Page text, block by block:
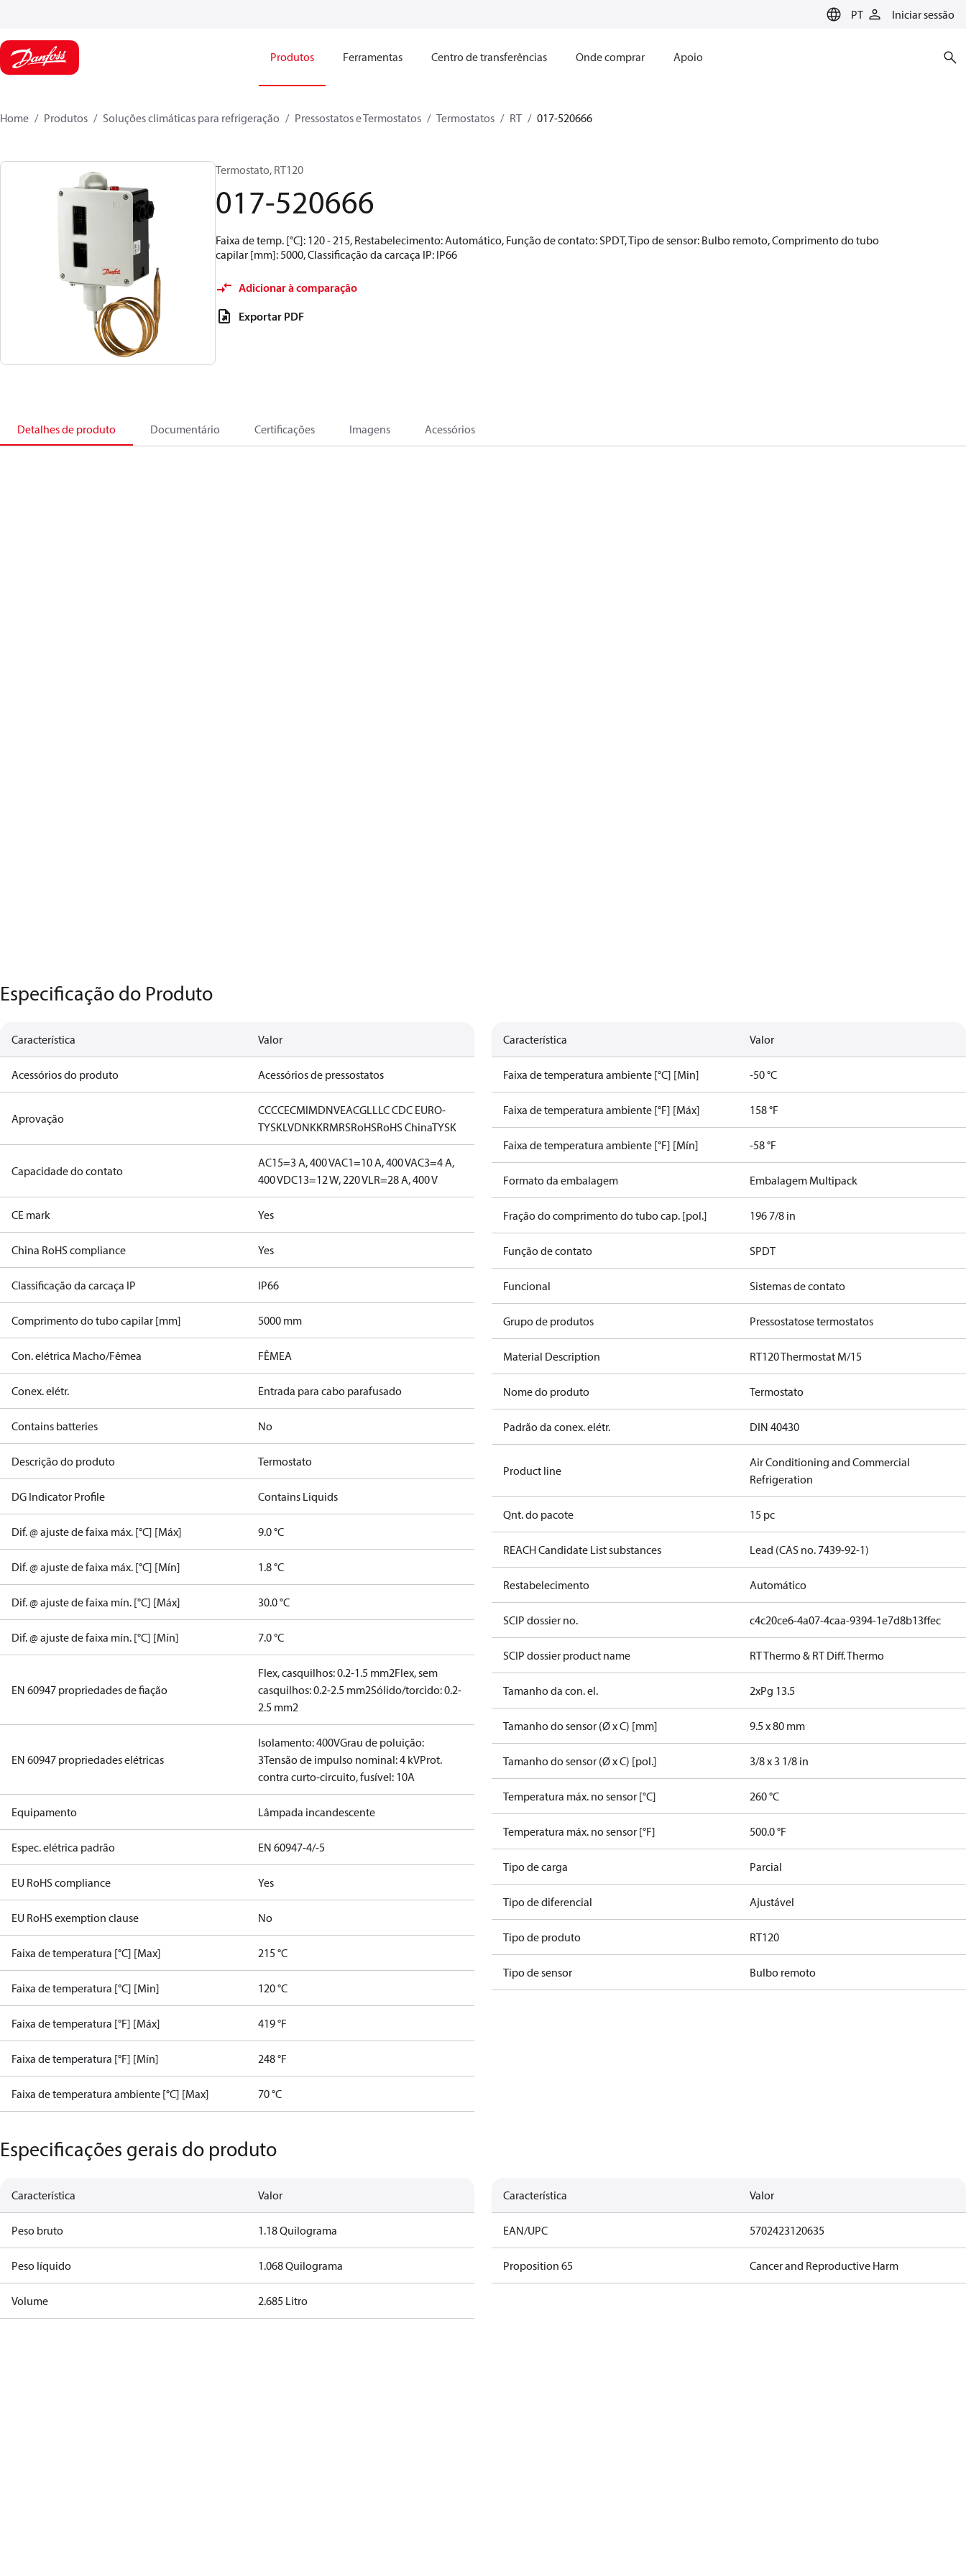
PT Iniciar sessão
Produtos Ferramentas Centro de transferências Onde comprar Apoio
Home Produtos Soluções climáticas para refrigeração Pressostatos e Termostatos Termostatos RT 017-520666
Termostato, RT120
017-520666
Faixa de temp. [°C]: 120 - 215, Restabelecimento: Automático, Função de contato: SPDT, Tipo de sensor: Bulbo remoto, Comprimento do tubo
capilar [mm]: 5000, Classificação da carcaça IP: IP66
Adicionar à comparação
Exportar PDF
Detalhes de produto Documentário Certificações Imagens Acessórios
Especificação do Produto
Característica Valor
Acessórios do produto Acessórios de pressostatos
Aprovação
CCCCECMIMDNVEACGLLLC CDC EURO-
TYSKLVDNKKRMRSRoHSRoHS ChinaTYSK
Capacidade do contato
AC15=3 A, 400 VAC1=10 A, 400 VAC3=4 A,
400 VDC13=12 W, 220 VLR=28 A, 400 V
CE mark Yes
China RoHS compliance Yes
Classificação da carcaça IP IP66
Comprimento do tubo capilar [mm] 5000 mm
Con. elétrica Macho/Fêmea FÊMEA
Conex. elétr. Entrada para cabo parafusado
Contains batteries No
Descrição do produto Termostato
DG Indicator Profile Contains Liquids
Dif. @ ajuste de faixa máx. [°C] [Máx] 9.0 °C
Dif. @ ajuste de faixa máx. [°C] [Mín] 1.8 °C
Dif. @ ajuste de faixa mín. [°C] [Máx] 30.0 °C
Dif. @ ajuste de faixa mín. [°C] [Mín] 7.0 °C
EN 60947 propriedades de fiação
Flex, casquilhos: 0.2-1.5 mm2Flex, sem
casquilhos: 0.2-2.5 mm2Sólido/torcido: 0.2-
2.5 mm2
EN 60947 propriedades elétricas
Isolamento: 400VGrau de poluição:
3Tensão de impulso nominal: 4 kVProt.
contra curto-circuito, fusível: 10A
Equipamento Lâmpada incandescente
Espec. elétrica padrão EN 60947-4/-5
EU RoHS compliance Yes
EU RoHS exemption clause No
Faixa de temperatura [°C] [Max] 215 °C
Faixa de temperatura [°C] [Min] 120 °C
Faixa de temperatura [°F] [Máx] 419 °F
Faixa de temperatura [°F] [Mín] 248 °F
Faixa de temperatura ambiente [°C] [Max] 70 °C
Característica Valor
Faixa de temperatura ambiente [°C] [Min] -50 °C
Faixa de temperatura ambiente [°F] [Máx] 158 °F
Faixa de temperatura ambiente [°F] [Mín] -58 °F
Formato da embalagem Embalagem Multipack
Fração do comprimento do tubo cap. [pol.] 196 7/8 in
Função de contato SPDT
Funcional Sistemas de contato
Grupo de produtos Pressostatose termostatos
Material Description RT120 Thermostat M/15
Nome do produto Termostato
Padrão da conex. elétr. DIN 40430
Product line
Air Conditioning and Commercial
Refrigeration
Qnt. do pacote 15 pc
REACH Candidate List substances Lead (CAS no. 7439-92-1)
Restabelecimento Automático
SCIP dossier no. c4c20ce6-4a07-4caa-9394-1e7d8b13ffec
SCIP dossier product name RT Thermo & RT Diff. Thermo
Tamanho da con. el. 2xPg 13.5
Tamanho do sensor (Ø x C) [mm] 9.5 x 80 mm
Tamanho do sensor (Ø x C) [pol.] 3/8 x 3 1/8 in
Temperatura máx. no sensor [°C] 260 °C
Temperatura máx. no sensor [°F] 500.0 °F
Tipo de carga Parcial
Tipo de diferencial Ajustável
Tipo de produto RT120
Tipo de sensor Bulbo remoto
Especificações gerais do produto
Característica Valor
Peso bruto 1.18 Quilograma
Peso líquido 1.068 Quilograma
Volume 2.685 Litro
Característica Valor
EAN/UPC 5702423120635
Proposition 65 Cancer and Reproductive Harm